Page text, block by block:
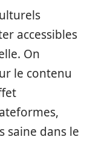
accessibles
On
le contenu
saine dans le